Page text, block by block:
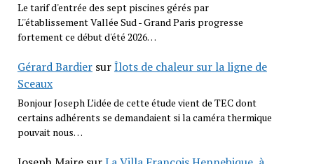
Le tarif d'entrée des sept piscines gérés par
L''établissement Vallée Sud - Grand Paris progresse
fortement ce début d'été 2026…
Gérard BardiersurÎlots de chaleur sur la ligne de
Sceaux
Bonjour Joseph L’idée de cette étude vient de TEC dont
certains adhérents se demandaient si la caméra thermique
pouvait nous…